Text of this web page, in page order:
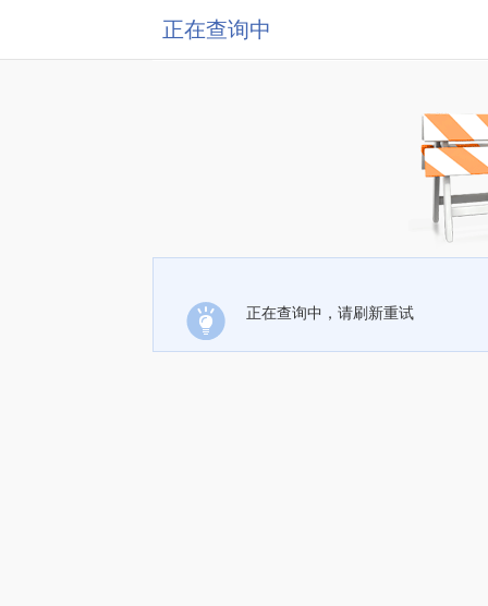
正在查询中
正在查询中，请刷新重试